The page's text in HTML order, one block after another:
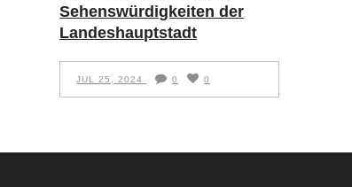
Sehenswürdigkeiten der
Landeshauptstadt
JUL 25, 2024 0 0